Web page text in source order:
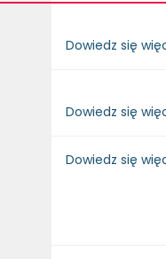
Dowiedz się
Dowiedz się
Dowiedz się